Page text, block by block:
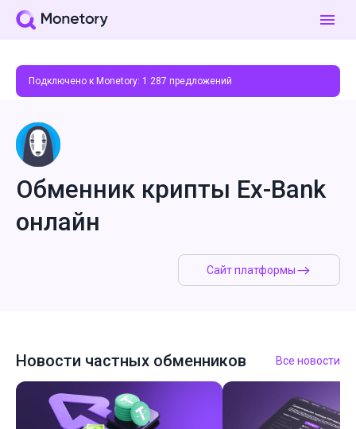
Подключено к Monetory: 1 287 предложений
Сайт платформы
Обменник крипты Ex-Bank
онлайн
Новости частных обменников Все новости